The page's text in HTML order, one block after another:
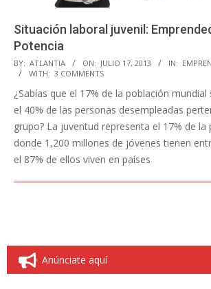
Situación laboral juvenil:
Potencia
2013-
07-
17
BY: ATLANTIA ON: JULIO 17, 2013 IN:
WITH: 3 COMMENTS
¿Sabías que el 17% de la población
el 40% de las personas desempleadas
grupo? La juventud representa el 17% de la
donde 1,200 millones de jóvenes tienen
el 87% de ellos viven en países
Anúnciate aquí